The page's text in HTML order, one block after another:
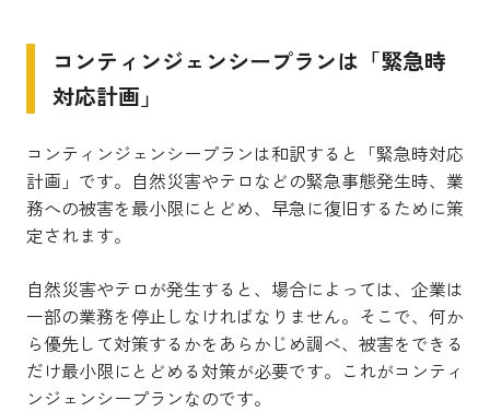
コンティンジェンシープランは「緊急時
対応計画」
コンティンジェンシープランは和訳すると「緊急時対応
計画」です。自然災害やテロなどの緊急事態発生時、業
務への被害を最小限にとどめ、早急に復旧するために策
定されます。
自然災害やテロが発生すると、場合によっては、企業は
一部の業務を停止しなければなりません。そこで、何か
ら優先して対策するかをあらかじめ調べ、被害をできる
だけ最小限にとどめる対策が必要です。これがコンティ
ンジェンシープランなのです。